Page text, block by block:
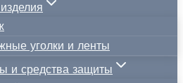
уголки и ленты
и средства защиты